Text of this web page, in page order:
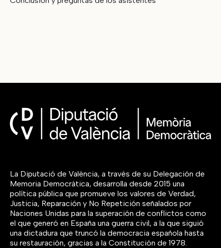
La Diputació de València, a través de su Delegación de
Memoria Democrática, desarrolla desde 2015 una
política pública que promueve los valores de Verdad,
Justicia, Reparación y No Repetición señalados por
Naciones Unidas para la superación de conflictos como
el que generó en España una guerra civil, a la que siguió
una dictadura que truncó la democracia española hasta
su restauración, gracias a la Constitución de 1978.